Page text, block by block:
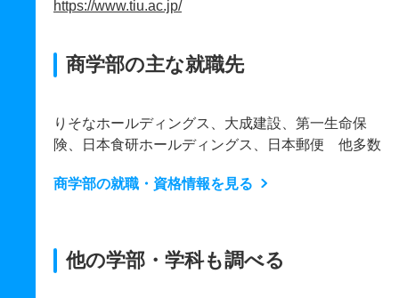
https://www.tiu.ac.jp/
商学部の主な就職先
りそなホールディングス、大成建設、第一生命保
険、日本食研ホールディングス、日本郵便 他多数
商学部の就職・資格情報を見る
他の学部・学科も調べる